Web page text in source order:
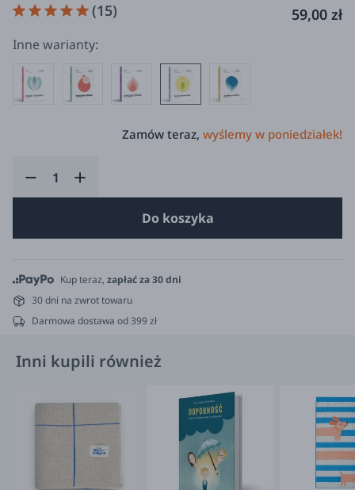
(15) 59,00 zł
Inne warianty:
Zamów teraz, wyślemy w poniedziałek!
Do koszyka
Kup teraz, zapłać za 30 dni
30 dni na zwrot towaru
Darmowa dostawa od 399 zł
Inni kupili również